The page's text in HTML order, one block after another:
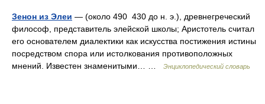
Зенон из Элеи — (около 490 430 до н. э.), древнегреческий
философ, представитель элейской школы; Аристотель считал
его основателем диалектики как искусства постижения истины
посредством спора или истолкования противоположных
мнений. Известен знаменитыми… …
Энциклопедический словарь